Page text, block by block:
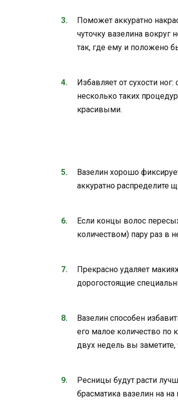
Поможет аккуратно
чуточку вазелина вокруг
так, где ему и положено
Избавляет от сухости
несколько таких
красивыми.
Вазелин хорошо
аккуратно распределите
Если концы волос
количеством) пару раз в
Прекрасно удаляет
дорогостоящие
Вазелин способен
его малое количество по
двух недель вы заметите,
Ресницы будут расти
брасматика вазелин на на